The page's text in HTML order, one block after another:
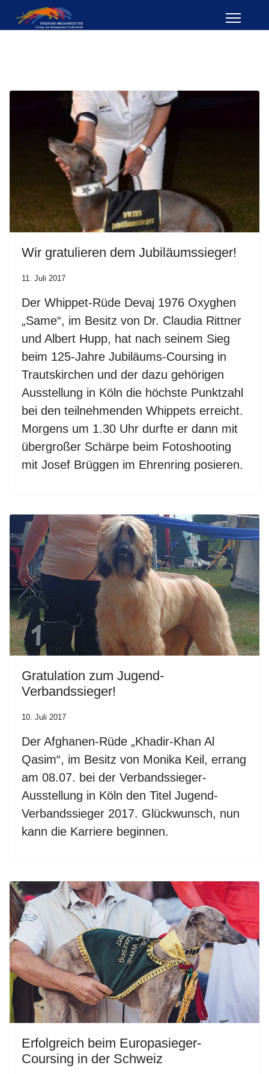
Wir gratulieren dem Jubiläumssieger!
11. Juli 2017
Der Whippet-Rüde Devaj 1976 Oxyghen
„Same“, im Besitz von Dr. Claudia Rittner
und Albert Hupp, hat nach seinem Sieg
beim 125-Jahre Jubiläums-Coursing in
Trautskirchen und der dazu gehörigen
Ausstellung in Köln die höchste Punktzahl
bei den teilnehmenden Whippets erreicht.
Morgens um 1.30 Uhr durfte er dann mit
übergroßer Schärpe beim Fotoshooting
mit Josef Brüggen im Ehrenring posieren.
Gratulation zum Jugend-
Verbandssieger!
10. Juli 2017
Der Afghanen-Rüde „Khadir-Khan Al
Qasim“, im Besitz von Monika Keil, errang
am 08.07. bei der Verbandssieger-
Ausstellung in Köln den Titel Jugend-
Verbandssieger 2017. Glückwunsch, nun
kann die Karriere beginnen.
Erfolgreich beim Europasieger-
Coursing in der Schweiz